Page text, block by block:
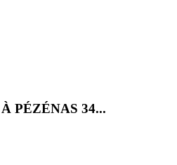
PÉZÉNAS 34...